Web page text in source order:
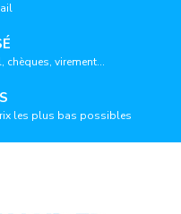
chèques, virement...
les plus bas possibles